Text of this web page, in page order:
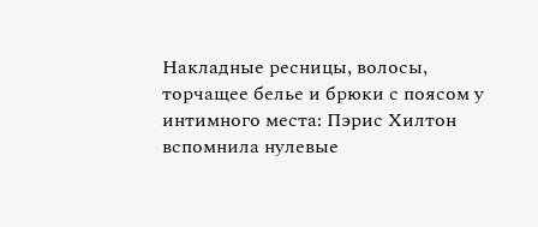
Накладные ресницы, волосы,
торчащее белье и брюки с поясом у
интимного места: Пэрис Хилтон
вспомнила нулевые